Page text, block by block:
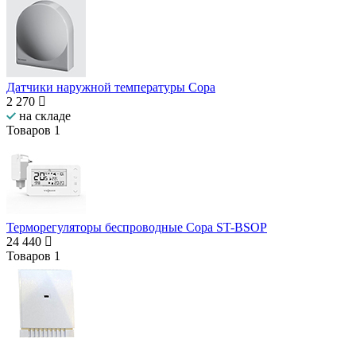
Датчики наружной температуры Copa
2 270
на складе
Товаров 1
Терморегуляторы беспроводные Copa ST-BSOP
24 440
Товаров 1